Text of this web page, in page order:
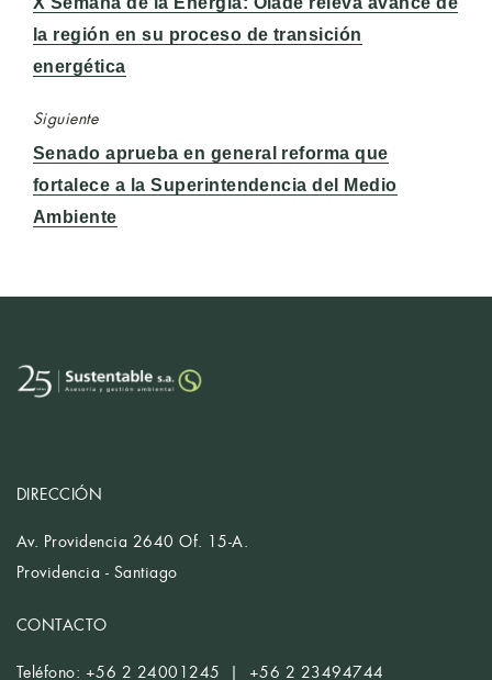
anterior:
la región en su proceso de transición
energética
Siguiente
Entrada
siguiente:
Senado aprueba en general reforma que
fortalece a la Superintendencia del Medio
Ambiente
DIRECCIÓN
Av. Providencia 2640 Of. 15-A.
Providencia - Santiago
CONTACTO
Teléfono: +56 2 24001245 | +56 2 23494744